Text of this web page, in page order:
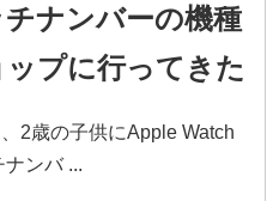
ナンバーの機種
プに行ってきた
2歳の子供にApple Watch
ンバ ...